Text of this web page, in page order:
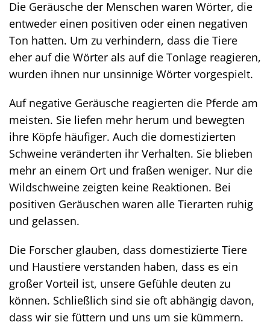
Die Geräusche der Menschen waren Wörter, die
entweder einen positiven oder einen negativen
Ton hatten. Um zu verhindern, dass die Tiere
eher auf die Wörter als auf die Tonlage reagieren,
wurden ihnen nur unsinnige Wörter vorgespielt.
Auf negative Geräusche reagierten die Pferde am
meisten. Sie liefen mehr herum und bewegten
ihre Köpfe häufiger. Auch die domestizierten
Schweine veränderten ihr Verhalten. Sie blieben
mehr an einem Ort und fraßen weniger. Nur die
Wildschweine zeigten keine Reaktionen. Bei
positiven Geräuschen waren alle Tierarten ruhig
und gelassen.
Die Forscher glauben, dass domestizierte Tiere
und Haustiere verstanden haben, dass es ein
großer Vorteil ist, unsere Gefühle deuten zu
können. Schließlich sind sie oft abhängig davon,
dass wir sie füttern und uns um sie kümmern.